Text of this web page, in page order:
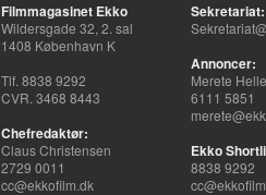
Filmmagasinet Ekko
Wildersgade 32, 2. sal
1408 København K
Tlf. 8838 9292
CVR. 3468 8443
Chefredaktør:
Claus Christensen
2729 0011
cc@ekkofilm.dk
Sekretariat:
Annoncer:
Merete
6111 5851
Ekko
8838 9292